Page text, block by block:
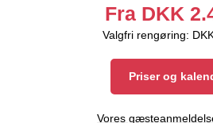
Fra DKK
Valgfri rengøring:
Priser og
Vores